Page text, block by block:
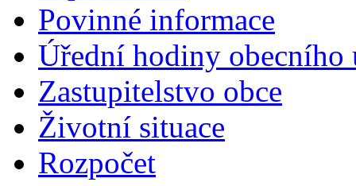
Povinné informace
Úřední hodiny obecního
Zastupitelstvo obce
Životní situace
Rozpočet